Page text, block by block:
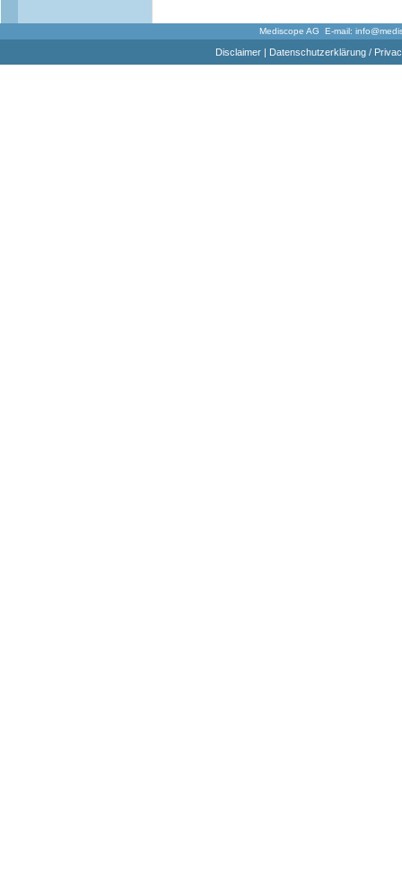
Mediscope AG E-mail:
Disclaimer| Datenschutzerklärung /